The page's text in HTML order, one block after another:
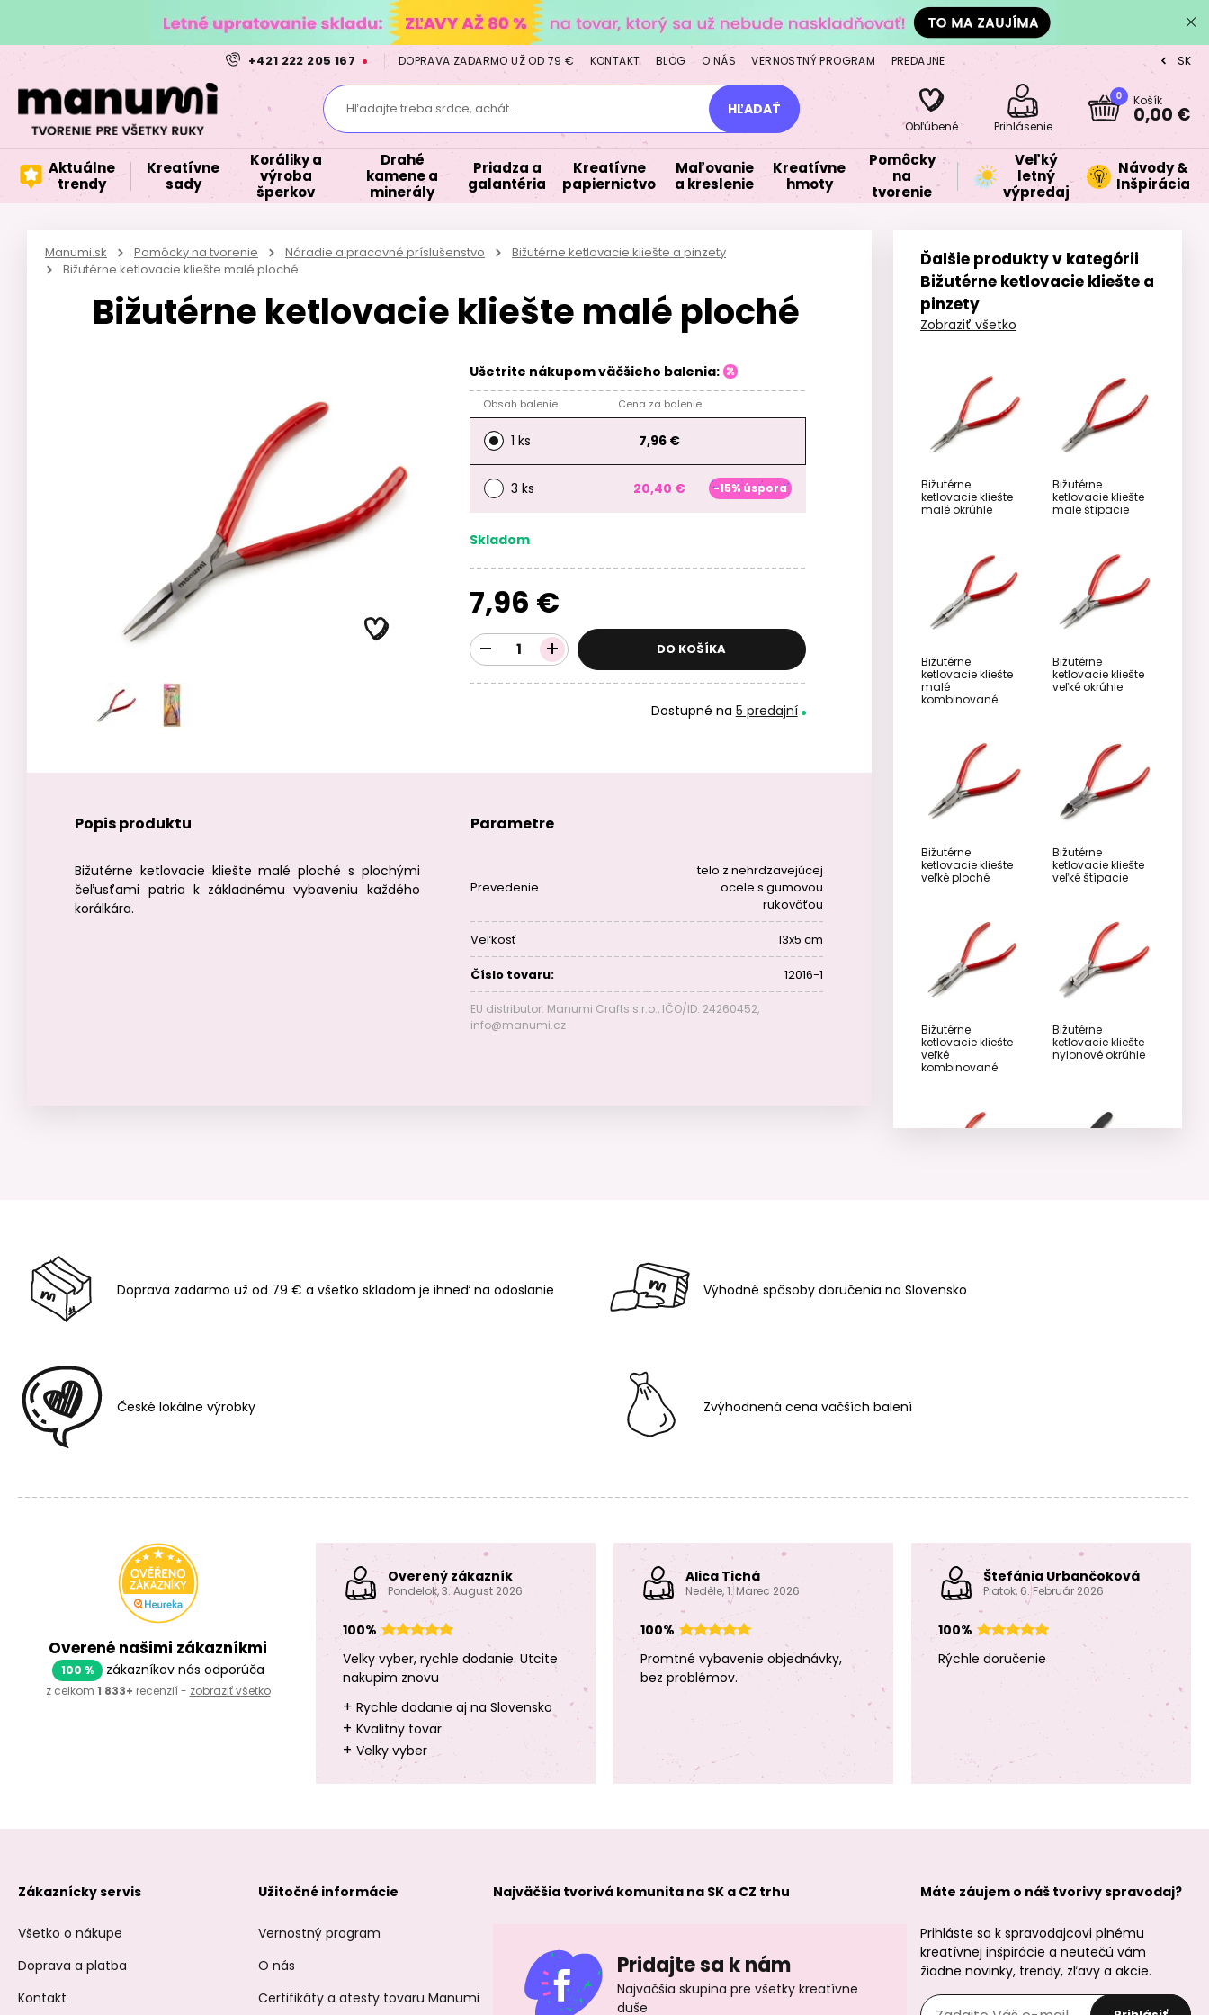
+421 222 205 167 DOPRAVA ZADARMO UŽ OD 79 € KONTAKT BLOG O NÁS VERNOSTNÝ PROGRAM PREDAJNE CZ
SK
Hľadajte treba srdce, achát... HĽADAŤ
Obľúbené Prihlásenie
0 Košík
0,00 €
Aktuálne
trendy
Kreatívne
sady
Koráliky a
výroba
šperkov
Drahé
kamene a
minerály
Priadza a
galantéria
Kreatívne
papiernictvo
Maľovanie
a kreslenie
Kreatívne
hmoty
Pomôcky
na
tvorenie
Veľký
letný
výpredaj
Návody &
Inšpirácia
Manumi.sk Pomôcky na tvorenie Náradie a pracovné príslušenstvo
Bižutérne ketlovacie kliešte a pinzety
Bižutérne ketlovacie kliešte malé ploché
Bižutérne ketlovacie kliešte malé ploché
Ušetrite nákupom väčšieho balenia:
Obsah balenie Cena za balenie
1 ks 7,96 €
3 ks 20,40 € -15% úspora
Skladom
7,96 €
DO KOŠÍKA
Dostupné na 5 predajní
Popis produktu
Bižutérne ketlovacie kliešte malé ploché s plochými
čeľusťami patria k základnému vybaveniu každého
korálkára.
Parametre
Prevedenie
telo z nehrdzavejúcej
ocele s gumovou
rukoväťou
Veľkosť 13x5 cm
Číslo tovaru: 12016-1
EU distributor: Manumi Crafts s.r.o., IČO/ID: 24260452,
info@manumi.cz
Ďalšie produkty v kategórii
Bižutérne ketlovacie kliešte a
pinzety
Zobraziť všetko
Bižutérne
ketlovacie kliešte
malé okrúhle
Bižutérne
ketlovacie kliešte
malé štípacie
Bižutérne
ketlovacie kliešte
malé
kombinované
Bižutérne
ketlovacie kliešte
veľké okrúhle
Bižutérne
ketlovacie kliešte
veľké ploché
Bižutérne
ketlovacie kliešte
veľké štípacie
Bižutérne
ketlovacie kliešte
veľké
kombinované
Bižutérne
ketlovacie kliešte
nylonové okrúhle
Dlhá pinzeta
zahnutá 15cm
Dlhá pinzeta
rovná 12cm
Náhradné
nylonové okrúhle
čeľuste
Doprava zadarmo už od 79 € a všetko skladom je ihneď na odoslanie Výhodné spôsoby doručenia na Slovensko
České lokálne výrobky Zvýhodnená cena väčších balení
Overené našimi zákazníkmi
100 % zákazníkov nás odporúča
z celkom 1 833+ recenzií - zobraziť všetko
Overený zákazník
Pondelok, 3. August 2026
100%
Velky vyber, rychle dodanie. Utcite
nakupim znovu
+ Rychle dodanie aj na Slovensko
+ Kvalitny tovar
+ Velky vyber
Alica Tichá
Neděle, 1. Marec 2026
100%
Promtné vybavenie objednávky,
bez problémov.
Štefánia Urbančoková
Piatok, 6. Február 2026
100%
Rýchle doručenie
Zákaznícky servis
Všetko o nákupe
Doprava a platba
Kontakt
Užitočné informácie
Vernostný program
O nás
Certifikáty a atesty tovaru Manumi
Najväčšia tvorivá komunita na SK a CZ trhu
Pridajte sa k nám
Najväčšia skupina pre všetky kreatívne
duše
Máte záujem o náš tvorivy spravodaj?
Prihláste sa k spravodajcovi plnému
kreatívnej inšpirácie a neutečú vám
žiadne novinky, trendy, zľavy a akcie.